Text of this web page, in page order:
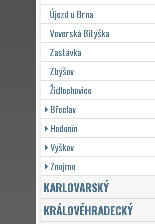
Újezd u Brna
Veverská Bítýška
Zastávka
Zbýšov
Židlochovice
Břeclav
Hodonín
Vyškov
Znojmo
KARLOVARSKÝ
KRÁLOVÉHRADECKÝ